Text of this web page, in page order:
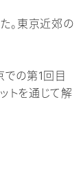
。東京近郊の
での第1回目
トを通じて解